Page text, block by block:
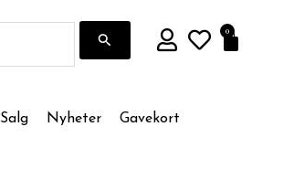
0
Salg Nyheter Gavekort